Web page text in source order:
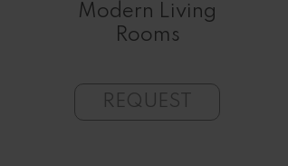
Modern Living
Rooms
REQUEST